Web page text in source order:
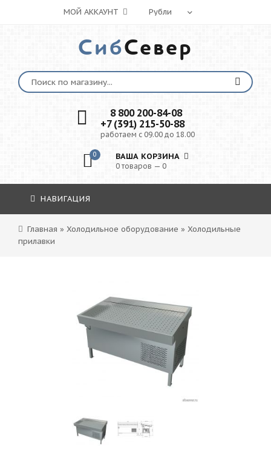
МОЙ АККАУНТ
СибСевер
8 800 200-84-08
+7 (391) 215-50-88
работаем с 09.00 до 18.00
0 ВАША КОРЗИНА
0 товаров — 0
НАВИГАЦИЯ
Главная » Холодильное оборудование » Холодильные
прилавки